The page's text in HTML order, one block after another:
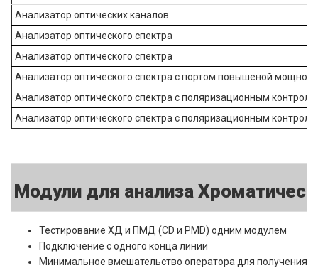
Анализатор оптических каналов
Анализатор оптического спектра
Анализатор оптического спектра
Анализатор оптического спектра с портом повышеной
Анализатор оптического спектра с поляризационным
Анализатор оптического спектра с поляризационным
Модули для анализа
Тестирование ХД и ПМД (CD и PMD) одним модулем
Подключение с одного конца линии
Минимальное вмешательство оператора для получения